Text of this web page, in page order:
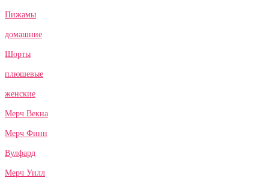
Пижамы
домашние
Шорты
плюшевые
женские
Мерч Векна
Мерч Финн
Вулфард
Мерч Уилл